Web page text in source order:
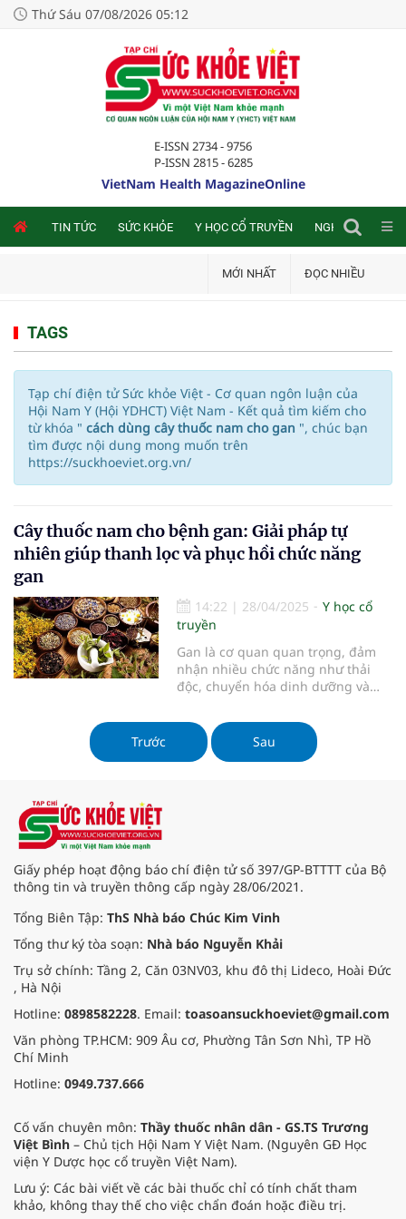
Thứ Sáu 07/08/2026 05:12
E-ISSN 2734 - 9756
P-ISSN 2815 - 6285
VietNam Health MagazineOnline
TIN TỨC SỨC KHỎE Y HỌC CỔ TRUYỀN NGHIÊN CỨU
MỚI NHẤT ĐỌC NHIỀU
TAGS
Tạp chí điện tử Sức khỏe Việt - Cơ quan ngôn luận của
Hội Nam Y (Hội YDHCT) Việt Nam - Kết quả tìm kiếm cho
từ khóa " cách dùng cây thuốc nam cho gan ", chúc bạn
tìm được nội dung mong muốn trên
https://suckhoeviet.org.vn/
Cây thuốc nam cho bệnh gan: Giải pháp tự
nhiên giúp thanh lọc và phục hồi chức năng
gan
14:22 | 28/04/2025
Y học cổ
truyền
Gan là cơ quan quan trọng, đảm
nhận nhiều chức năng như thải
độc, chuyển hóa dinh dưỡng và
sống hiện đại, nhiều người đang
đối mặt với các vấn đề như gan
nhiễm mỡ, viêm gan, xơ gan…
và lưu ý quan trọng khi áp dụng.
Trước Sau
Giấy phép hoạt động báo chí điện tử số 397/GP-BTTTT của Bộ
thông tin và truyền thông cấp ngày 28/06/2021.
Tổng Biên Tập: ThS Nhà báo Chúc Kim Vinh
Tổng thư ký tòa soạn: Nhà báo Nguyễn Khải
Trụ sở chính: Tầng 2, Căn 03NV03, khu đô thị Lideco, Hoài Đức
, Hà Nội
Hotline: 0898582228. Email: toasoansuckhoeviet@gmail.com
Văn phòng TP.HCM: 909 Âu cơ, Phường Tân Sơn Nhì, TP Hồ
Chí Minh
Hotline: 0949.737.666
Cố vấn chuyên môn: Thầy thuốc nhân dân - GS.TS Trương
Việt Bình – Chủ tịch Hội Nam Y Việt Nam. (Nguyên GĐ Học
viện Y Dược học cổ truyền Việt Nam).
Lưu ý: Các bài viết về các bài thuốc chỉ có tính chất tham
khảo, không thay thế cho việc chẩn đoán hoặc điều trị.